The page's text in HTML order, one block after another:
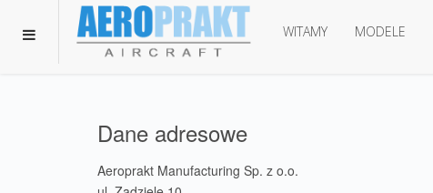
WITAMY MODELE
Dane adresowe
Aeroprakt Manufacturing Sp. z o.o.